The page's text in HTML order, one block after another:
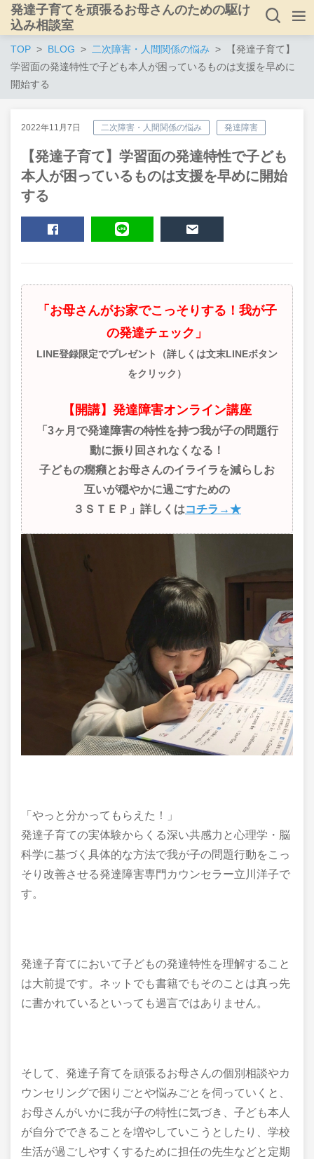
発達子育てを頑張るお母さんのための駆け
込み相談室
TOP BLOG 二次障害・人間関係の悩み
【発達子育て】
学習面の発達特性で子ども本人が困っているものは支援を早めに
開始する
2022年11月7日 二次障害・人間関係の悩み 発達障害
【発達子育て】学習面の発達特性で子ども
本人が困っているものは支援を早めに開始
する
「お母さんがお家でこっそりする！我が子
の発達チェック」
LINE登録限定でプレゼント（詳しくは文末LINEボタン
をクリック）
【開講】発達障害オンライン講座
「3ヶ月で発達障害の特性を持つ我が子の問題行
動に振り回されなくなる！
子どもの癇癪とお母さんのイライラを減らしお
互いが穏やかに過ごすための
３ＳＴＥＰ」詳しくはコチラ→★
「やっと分かってもらえた！」
発達子育ての実体験からくる深い共感力と心理学・脳
科学に基づく具体的な方法で我が子の問題行動をこっ
そり改善させる発達障害専門カウンセラー立川洋子で
す。
発達子育てにおいて子どもの発達特性を理解すること
は大前提です。ネットでも書籍でもそのことは真っ先
に書かれているといっても過言ではありません。
そして、発達子育てを頑張るお母さんの個別相談やカ
ウンセリングで困りごとや悩みごとを伺っていくと、
お母さんがいかに我が子の特性に気づき、子ども本人
が自分でできることを増やしていこうとしたり、学校
生活が過ごしやすくするために担任の先生などと定期